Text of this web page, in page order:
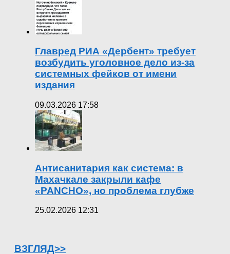
Главред РИА «Дербент» требует
возбудить уголовное дело из-за
системных фейков от имени
издания
09.03.2026 17:58
Антисанитария как система: в
Махачкале закрыли кафе
«PANCHO», но проблема глубже
25.02.2026 12:31
ВЗГЛЯД>>